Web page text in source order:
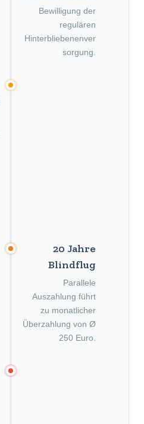
Bewilligung der
regulären
Hinterbliebenenver
sorgung.
20 Jahre
Blindflug
Parallele
Auszahlung führt
zu monatlicher
Überzahlung von Ø
250 Euro.